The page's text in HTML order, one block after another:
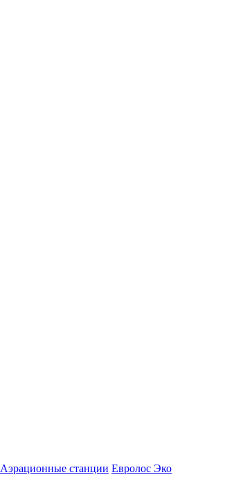
станции Евролос Эко